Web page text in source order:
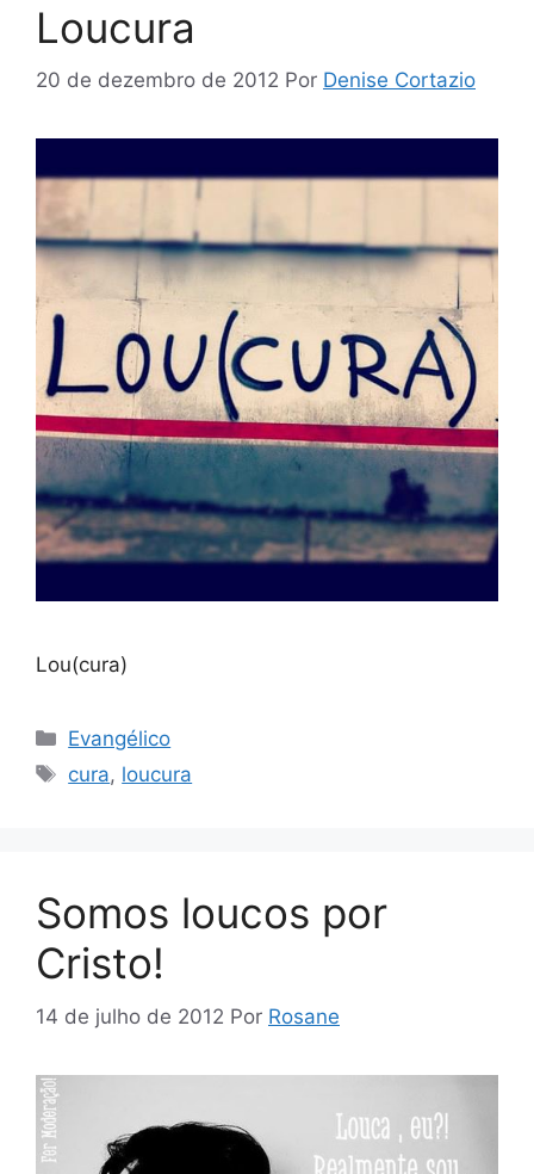
Loucura
20 de dezembro de 2012 Por Denise Cortazio
Lou(cura)
Categorias
Evangélico
Tags
cura, loucura
Somos loucos por
Cristo!
14 de julho de 2012 Por Rosane